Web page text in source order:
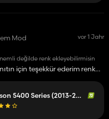
Mod
vor 1 Jahr
değilde renk ekleyebilirmisin
için teşekkür ederim renk
modlardada gorebılırsın
yeni ayarlarını ogrenırsem
Massey Ferguson 5400 Series (2013-2017)